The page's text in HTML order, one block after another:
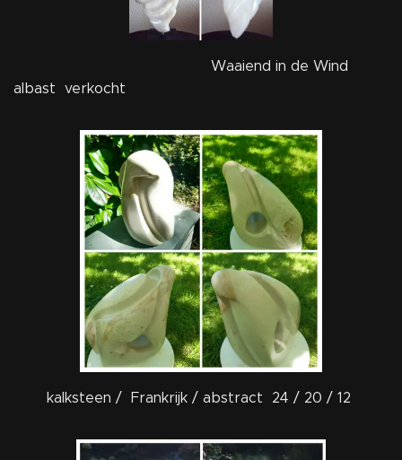
Waaiend in de Wind
albast verkocht
kalksteen / Frankrijk / abstract 24 / 20 / 12